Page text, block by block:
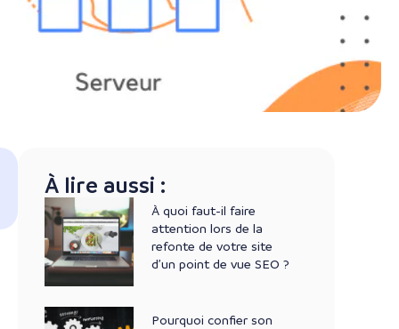
À lire aussi :
À quoi faut-il faire
attention lors de la
refonte de votre site
d’un point de vue SEO ?
Pourquoi confier son